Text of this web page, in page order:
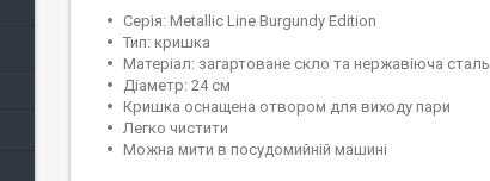
Серія: Metallic Line Burgundy Edition
Тип: кришка
Матеріал: загартоване скло та нержавіюча сталь
Діаметр: 24 см
Кришка оснащена отвором для виходу пари
Легко чистити
Можна мити в посудомийній машині